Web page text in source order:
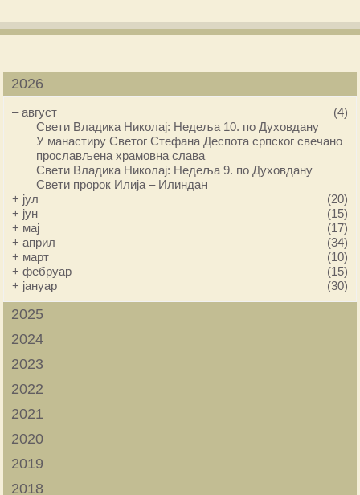
2026
–август
(4)
Свети Владика Николај: Недеља 10. по Духовдану
У манастиру Светог Стефана Деспота српског свечано
прослављена храмовна слава
Свети Владика Николај: Недеља 9. по Духовдану
Свети пророк Илија – Илиндан
+ јул
(20)
+ јун
(15)
+ мај
(17)
+април
(34)
+ март
(10)
+фебруар
(15)
+ јануар (30)
2025
2024
2023
2022
2021
2020
2019
2018